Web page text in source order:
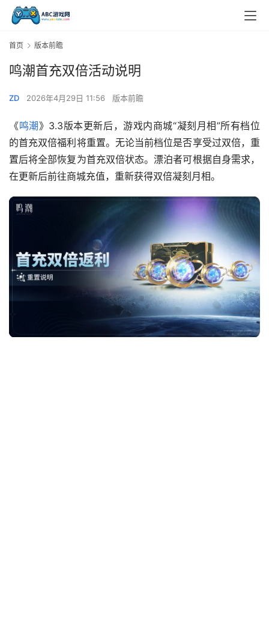
首页 版本前瞻
鸣潮首充双倍活动说明
ZD 2026年4月29日 11:56 版本前瞻
《鸣潮》3.3版本更新后，游戏内商城“凝刻月相”所有档位
的首充双倍福利将重置。无论当前档位是否享受过双倍，重
置后将全部恢复为首充双倍状态。漂泊者可根据自身需求，
在更新后前往商城充值，重新获得双倍凝刻月相。